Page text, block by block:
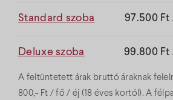
Standard szoba 97.500
Deluxe szoba 99.800 Ft
A feltüntetett árak bruttó áraknak
800,- Ft / fő / éj (18 éves kortól). A